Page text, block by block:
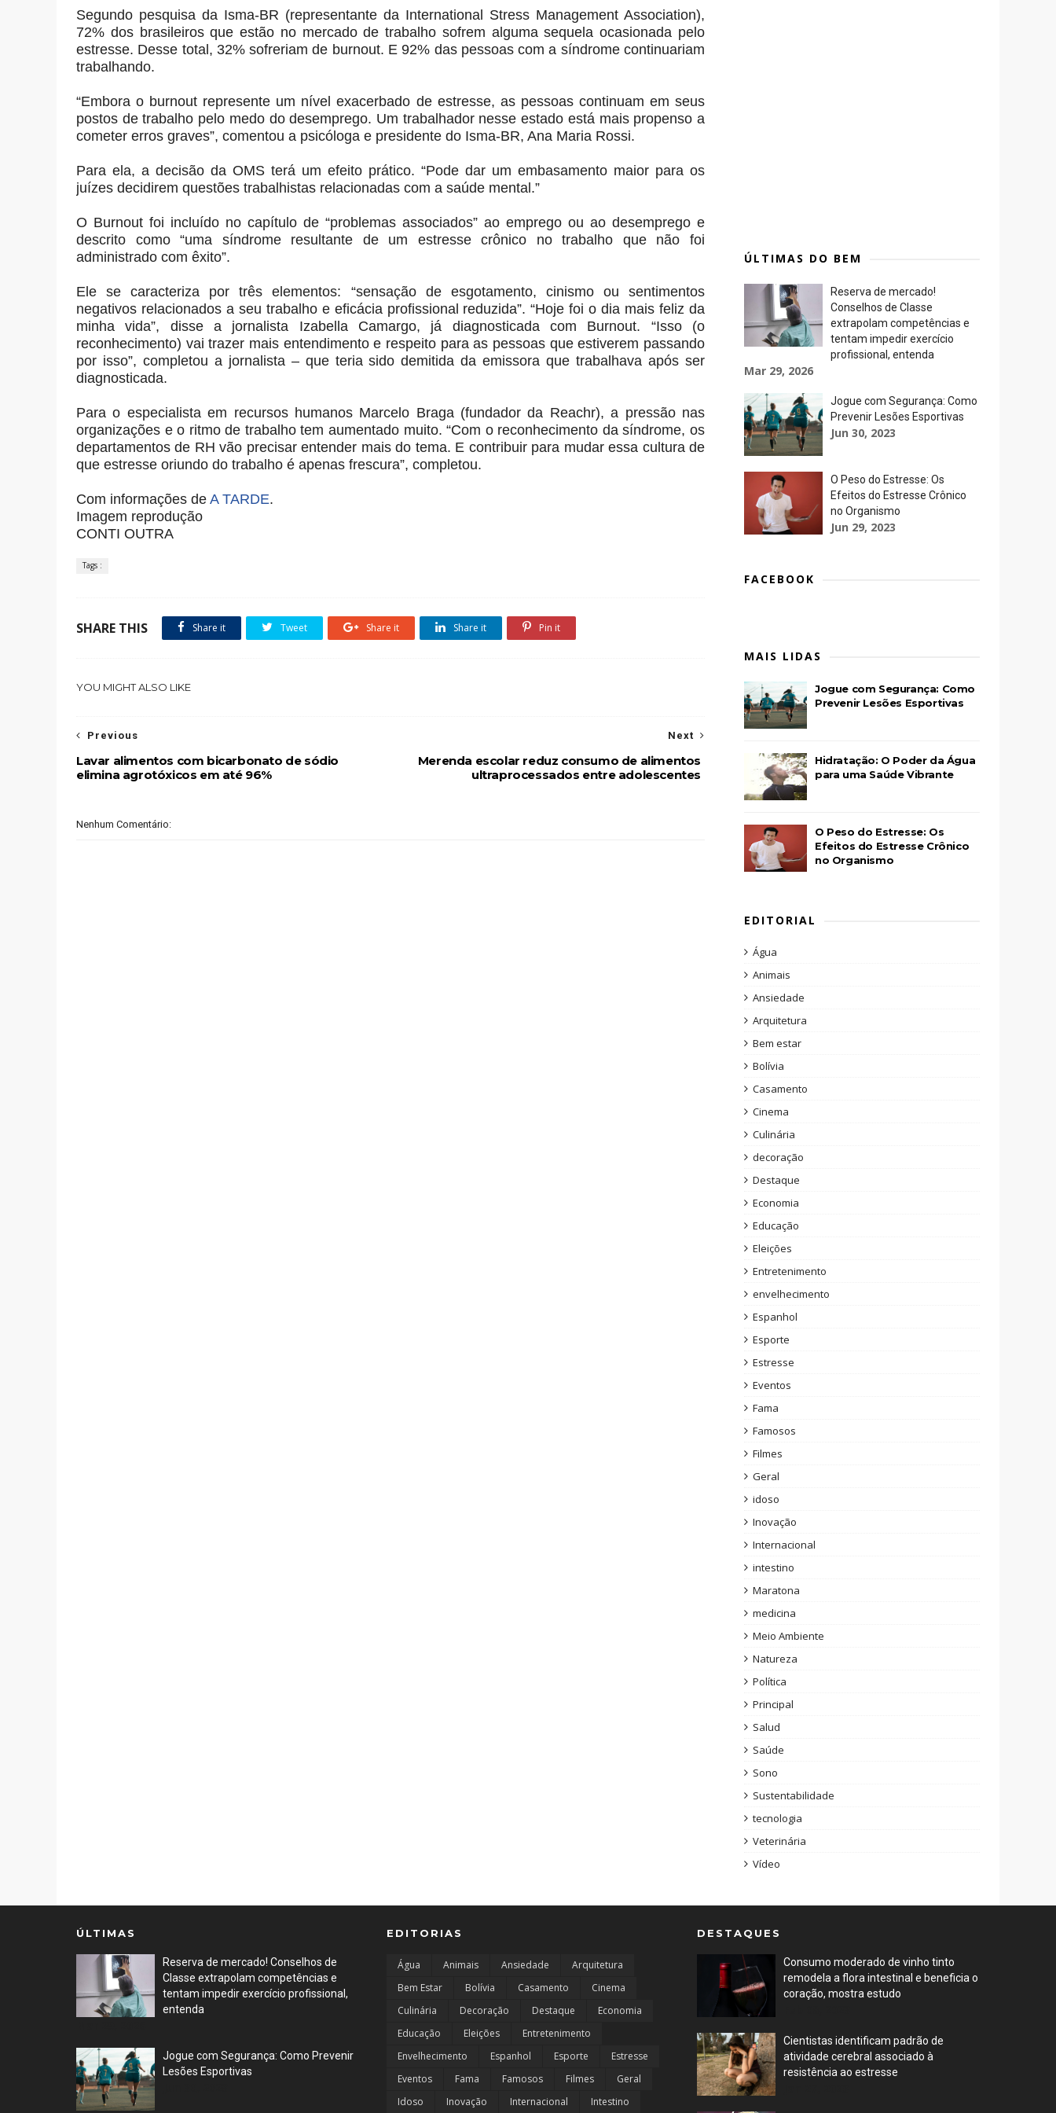
Segundo pesquisa da Isma-BR (representante da International Stress Management Association),
72% dos brasileiros que estão no mercado de trabalho sofrem alguma sequela ocasionada pelo
estresse. Desse total, 32% sofreriam de burnout. E 92% das pessoas com a síndrome continuariam
trabalhando.
“Embora o burnout represente um nível exacerbado de estresse, as pessoas continuam em seus
postos de trabalho pelo medo do desemprego. Um trabalhador nesse estado está mais propenso a
cometer erros graves”, comentou a psicóloga e presidente do Isma-BR, Ana Maria Rossi.
Para ela, a decisão da OMS terá um efeito prático. “Pode dar um embasamento maior para os
juízes decidirem questões trabalhistas relacionadas com a saúde mental.”
O Burnout foi incluído no capítulo de “problemas associados” ao emprego ou ao desemprego e
descrito como “uma síndrome resultante de um estresse crônico no trabalho que não foi
administrado com êxito”.
Ele se caracteriza por três elementos: “sensação de esgotamento, cinismo ou sentimentos
negativos relacionados a seu trabalho e eficácia profissional reduzida”. “Hoje foi o dia mais feliz da
minha vida”, disse a jornalista Izabella Camargo, já diagnosticada com Burnout. “Isso (o
reconhecimento) vai trazer mais entendimento e respeito para as pessoas que estiverem passando
por isso”, completou a jornalista – que teria sido demitida da emissora que trabalhava após ser
diagnosticada.
Para o especialista em recursos humanos Marcelo Braga (fundador da Reachr), a pressão nas
organizações e o ritmo de trabalho tem aumentado muito. “Com o reconhecimento da síndrome, os
departamentos de RH vão precisar entender mais do tema. E contribuir para mudar essa cultura de
que estresse oriundo do trabalho é apenas frescura”, completou.
Com informações de A TARDE.
Imagem reprodução
CONTI OUTRA
Tags :
SHARE THIS Share it Tweet Share it Share it Pin it
YOU MIGHT ALSO LIKE
Next
Merenda escolar reduz consumo de alimentos
ultraprocessados entre adolescentes
Previous
Lavar alimentos com bicarbonato de sódio
elimina agrotóxicos em até 96%
Nenhum Comentário:
ÚLTIMAS DO BEM
Reserva de mercado!
Conselhos de Classe
extrapolam competências e
tentam impedir exercício
profissional, entenda
Mar 29, 2026
Jogue com Segurança: Como
Prevenir Lesões Esportivas
Jun 30, 2023
O Peso do Estresse: Os
Efeitos do Estresse Crônico
no Organismo
Jun 29, 2023
FACEBOOK
MAIS LIDAS
Jogue com Segurança: Como
Prevenir Lesões Esportivas
Hidratação: O Poder da Água
para uma Saúde Vibrante
O Peso do Estresse: Os
Efeitos do Estresse Crônico
no Organismo
EDITORIAL
Água
Animais
Ansiedade
Arquitetura
Bem estar
Bolívia
Casamento
Cinema
Culinária
decoração
Destaque
Economia
Educação
Eleições
Entretenimento
envelhecimento
Espanhol
Esporte
Estresse
Eventos
Fama
Famosos
Filmes
Geral
idoso
Inovação
Internacional
intestino
Maratona
medicina
Meio Ambiente
Natureza
Política
Principal
Salud
Saúde
Sono
Sustentabilidade
tecnologia
Veterinária
Vídeo
ÚLTIMAS
Reserva de mercado! Conselhos de
Classe extrapolam competências e
tentam impedir exercício profissional,
entenda
Jogue com Segurança: Como Prevenir
Lesões Esportivas
EDITORIAS
Água Animais Ansiedade
Arquitetura
Bem Estar
Bolívia Casamento
Cinema
Culinária
Decoração Destaque
Economia
Educação
Eleições
Entretenimento
Envelhecimento
Espanhol Esporte
Estresse
Eventos
Fama Famosos Filmes
Geral
Idoso
Inovação Internacional Intestino
DESTAQUES
Consumo moderado de vinho tinto
remodela a flora intestinal e beneficia o
coração, mostra estudo
Cientistas identificam padrão de
atividade cerebral associado à
resistência ao estresse